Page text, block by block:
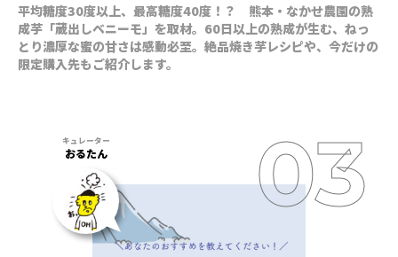
平均糖度30度以上、最高糖度40度！？ 熊本・なかせ農園の熟
成芋「蔵出しベニーモ」を取材。60日以上の熟成が生む、ねっ
とり濃厚な蜜の甘さは感動必至。絶品焼き芋レシピや、今だけの
限定購入先もご紹介します。
おるたん